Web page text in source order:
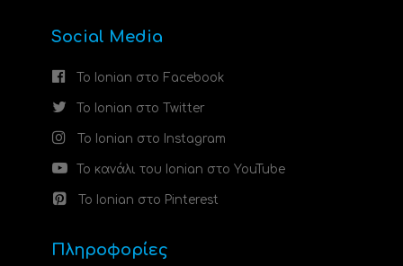
Social Media
Το Ionian στο Facebook
Το Ionian στο Twitter
Το Ionian στο Instagram
Το κανάλι του Ionian στο YouTube
Το Ionian στο Pinterest
Πληροφορίες